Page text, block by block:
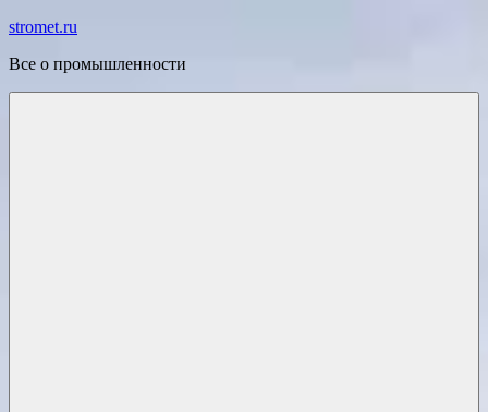
Перейти
содержимому
stromet.ru
Все о промышленности